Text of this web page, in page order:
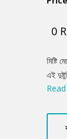
0
মিষ্টি
এই
মতো